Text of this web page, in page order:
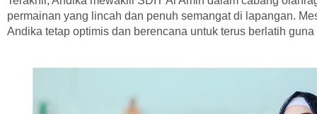
permainan yang lincah dan penuh semangat di lapangan.
Andika tetap optimis dan berencana untuk terus berlatih